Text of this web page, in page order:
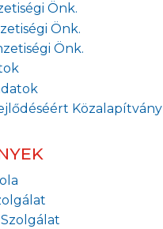
Önk.
Önk.
Önk.
Közalapítvány